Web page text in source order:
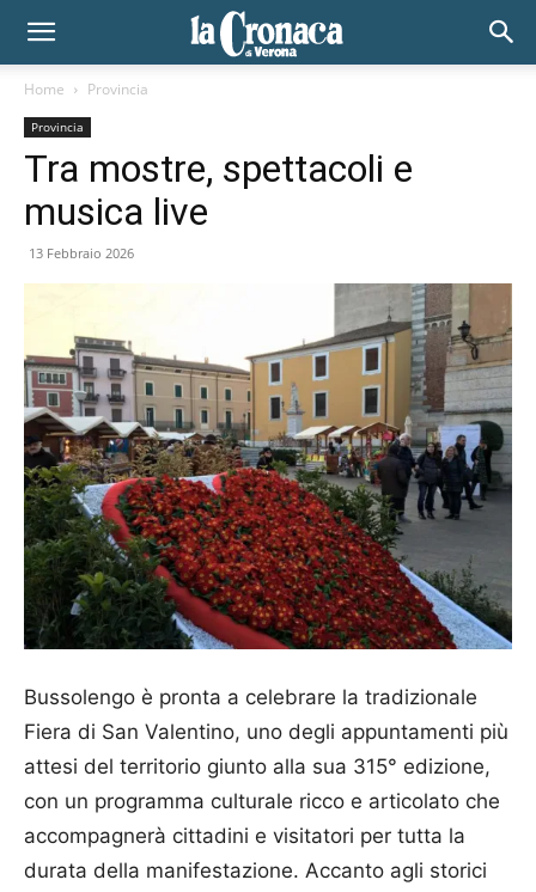
Home Provincia
Provincia
Tra mostre, spettacoli e
musica live
13 Febbraio 2026
Bussolengo è pronta a celebrare la tradizionale
Fiera di San Valentino, uno degli appuntamenti più
attesi del territorio giunto alla sua 315° edizione,
con un programma culturale ricco e articolato che
accompagnerà cittadini e visitatori per tutta la
durata della manifestazione. Accanto agli storici